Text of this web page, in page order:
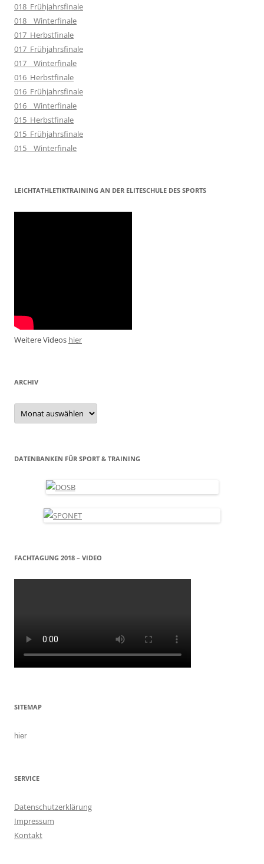
018_Frühjahrsfinale
018__Winterfinale
017_Herbstfinale
017_Frühjahrsfinale
017__Winterfinale
016_Herbstfinale
016_Frühjahrsfinale
016__Winterfinale
015_Herbstfinale
015_Frühjahrsfinale
015__Winterfinale
LEICHTATHLETIKTRAINING AN DER ELITESCHULE DES SPORTS
Weitere Videos hier
ARCHIV
Archiv
DATENBANKEN FÜR SPORT & TRAINING
FACHTAGUNG 2018 – VIDEO
SITEMAP
hier
SERVICE
Datenschutzerklärung
Impressum
Kontakt